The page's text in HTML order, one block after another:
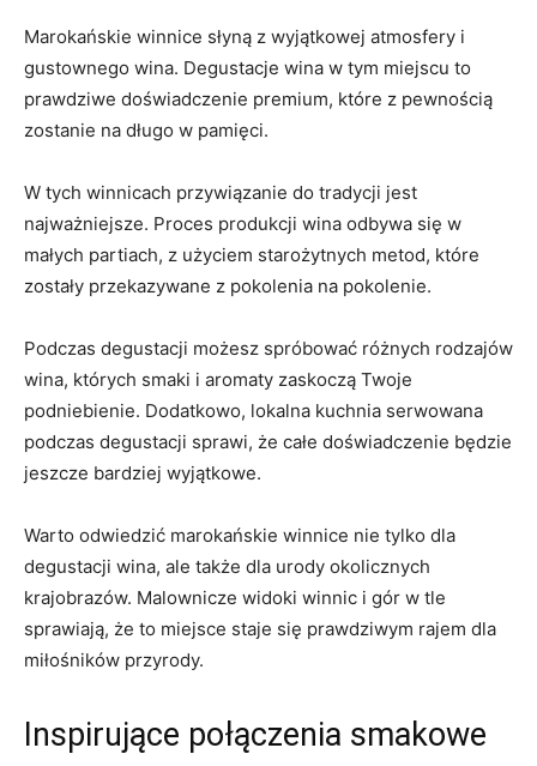
Marokańskie winnice słyną z wyjątkowej atmosfery i
gustownego wina. Degustacje wina w tym miejscu ​to
prawdziwe doświadczenie premium, ​które z pewnością
zostanie na długo w pamięci.
W tych winnicach przywiązanie do tradycji jest
najważniejsze. Proces produkcji wina odbywa się w
⁤małych partiach, z użyciem starożytnych metod,⁣ które
zostały przekazywane​ z⁤ pokolenia na⁢ pokolenie.
Podczas degustacji⁢ możesz spróbować różnych rodzajów
wina, których‌ smaki i aromaty zaskoczą Twoje
podniebienie. Dodatkowo, lokalna kuchnia serwowana
podczas degustacji sprawi, że całe doświadczenie‌ będzie
jeszcze bardziej wyjątkowe.
Warto odwiedzić marokańskie⁣ winnice nie tylko dla
degustacji wina, ‌ale także dla⁤ urody ‌okolicznych
⁣krajobrazów. Malownicze widoki winnic i​ gór w‍ tle
sprawiają,‍ że to miejsce staje się prawdziwym ​rajem dla
miłośników przyrody.
Inspirujące połączenia smakowe